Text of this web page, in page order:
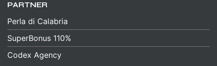
PARTNER
Perla di Calabria
SuperBonus 110%
Codex Agency